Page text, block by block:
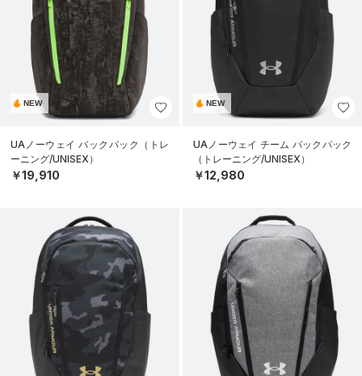
NEW
UAノーウェイ バックパック（トレ
ーニング/UNISEX）
￥19,910
NEW
UAノーウェイ チーム バックパック
（トレーニング/UNISEX）
￥12,980